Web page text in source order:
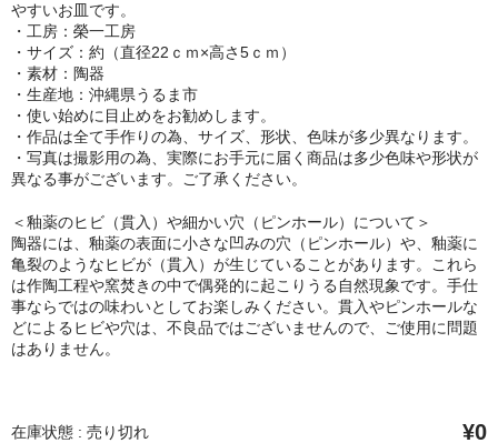
やすいお皿です。
・工房：榮一工房
・サイズ：約（直径22ｃｍ×高さ5ｃｍ）
・素材：陶器
・生産地：沖縄県うるま市
・使い始めに目止めをお勧めします。
・作品は全て手作りの為、サイズ、形状、色味が多少異なります。
・写真は撮影用の為、実際にお手元に届く商品は多少色味や形状が
異なる事がございます。ご了承ください。
＜釉薬のヒビ（貫入）や細かい穴（ピンホール）について＞
陶器には、釉薬の表面に小さな凹みの穴（ピンホール）や、釉薬に
亀裂のようなヒビが（貫入）が生じていることがあります。これら
は作陶工程や窯焚きの中で偶発的に起こりうる自然現象です。手仕
事ならではの味わいとしてお楽しみください。貫入やピンホールな
どによるヒビや穴は、不良品ではございませんので、ご使用に問題
はありません。
在庫状態 : 売り切れ ¥0